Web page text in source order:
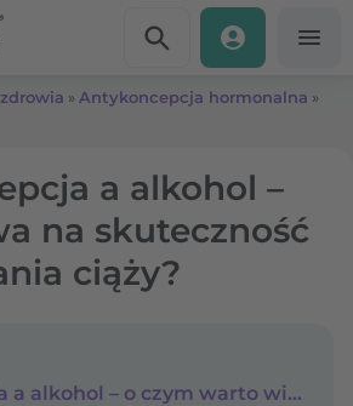
» Antykoncepcja hormonalna »
a alkohol –
na skuteczność
ciąży?
Antykoncepcja a alkohol – o czym warto wiedzieć?